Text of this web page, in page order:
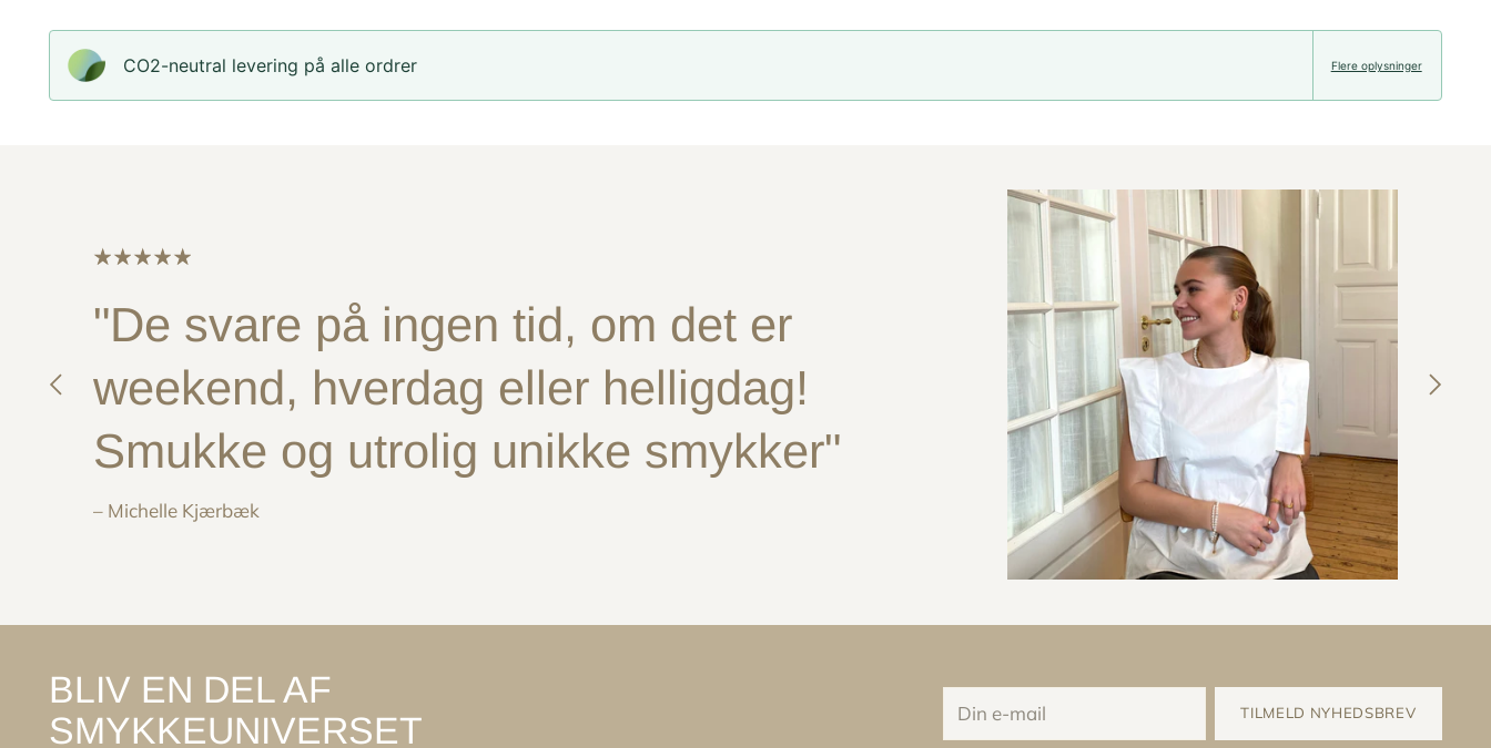
CO2-neutral levering på alle ordrer Flere oplysninger
"De svare på ingen tid, om det er
weekend, hverdag eller helligdag!
Smukke og utrolig unikke smykker"
– Michelle Kjærbæk
BLIV EN DEL AF
SMYKKEUNIVERSET
e-
TILMELD NYHEDSBREV